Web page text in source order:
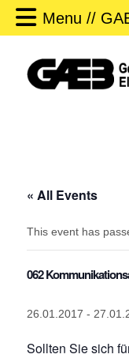
Menu //
« All Events
This event has
062
26.01.2017 -
Sollten Sie sich